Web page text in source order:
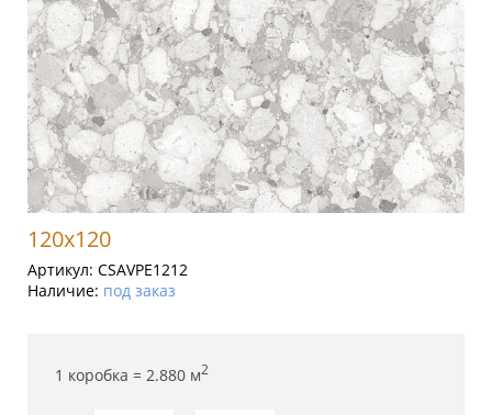
120x120
Артикул: CSAVPE1212
Наличие: под заказ
1 коробка = 2.880 м2